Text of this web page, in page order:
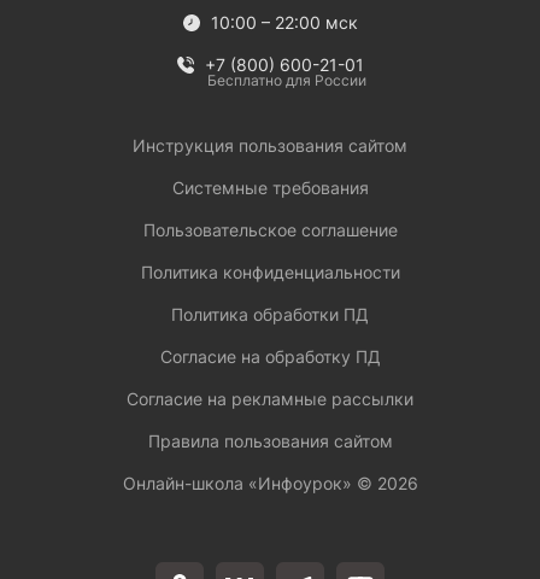
10:00 – 22:00 мск
+7 (800) 600-21-01
Бесплатно для России
Инструкция пользования сайтом
Системные требования
Пользовательское соглашение
Политика конфиденциальности
Политика обработки ПД
Согласие на обработку ПД
Согласие на рекламные рассылки
Правила пользования сайтом
Онлайн-школа «Инфоурок» © 2026